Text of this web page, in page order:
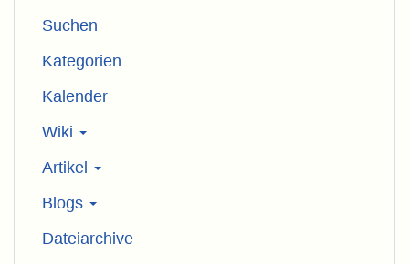
Suchen
Kategorien
Kalender
Wiki
Artikel
Blogs
Dateiarchive